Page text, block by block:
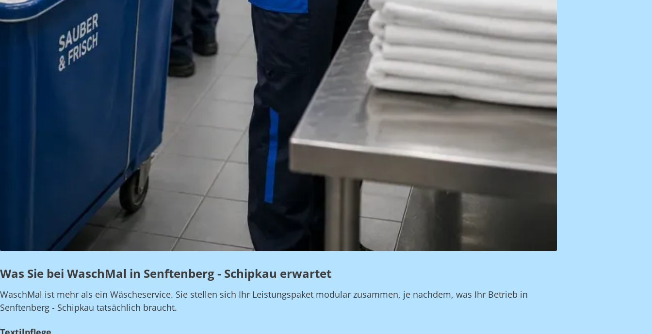
Was Sie bei WaschMal in Senftenberg - Schipkau erwartet
WaschMal ist mehr als ein Wäscheservice. Sie stellen sich Ihr Leistungspaket modular zusammen, je nachdem, was Ihr Betrieb in
Senftenberg - Schipkau tatsächlich braucht.